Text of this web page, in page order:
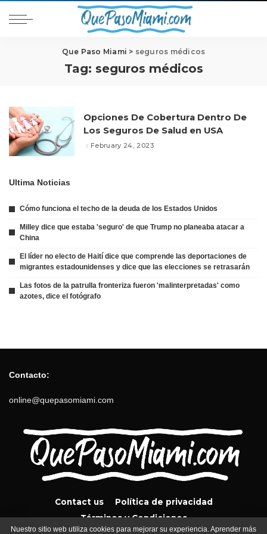
Que Paso Miami > seguros médicos
Tag: seguros médicos
Opciones De Cobertura Dentro De
Los Seguros De Salud en USA
February 24, 2023
Ultima Noticias
Cómo funciona el techo de la deuda de los Estados Unidos
Milley dice que estaba 'seguro' de que Trump no planeaba atacar a
China
El líder no electo de Haití dice que comprende las deportaciones de
migrantes estadounidenses y dice que las elecciones se retrasarán
Las fotos de la patrulla fronteriza fueron 'malinterpretadas' como
azotes, dice el fotógrafo
Contacto:
online@quepasomiami.com
Contact us
Política de privacidad
Términos y Condiciones
Nuestro sitio web utiliza cookies para mejorar su experiencia. Aprender más